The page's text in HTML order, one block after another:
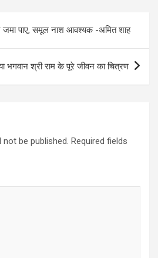
पाए, समूल नाश आवश्यक -अमित शाह
भगवान श्री राम के पूरे जीवन का चित्रण
be published. Required fields